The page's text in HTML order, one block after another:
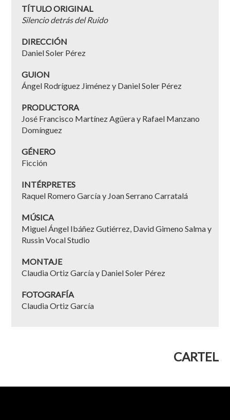
TÍTULO ORIGINAL
Silencio detrás del Ruido
DIRECCIÓN
Daniel Soler Pérez
GUION
Ángel Rodríguez Jiménez y Daniel Soler Pérez
PRODUCTORA
José Francisco Martínez Agüera y Rafael Manzano
Domínguez
GÉNERO
Ficción
INTÉRPRETES
Raquel Romero García y Joan Serrano Carratalá
MÚSICA
Miguel Ángel Ibáñez Gutiérrez, David Gimeno Salma y
Russin Vocal Studio
MONTAJE
Claudia Ortiz García y Daniel Soler Pérez
FOTOGRAFÍA
Claudia Ortiz García
CARTEL